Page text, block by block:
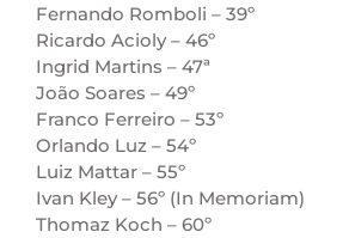
Fernando Romboli – 39º
Ricardo Acioly – 46º
Ingrid Martins – 47ª
João Soares – 49º
Franco Ferreiro – 53º
Orlando Luz – 54º
Luiz Mattar – 55º
Ivan Kley – 56º (In Memoriam)
Thomaz Koch – 60º